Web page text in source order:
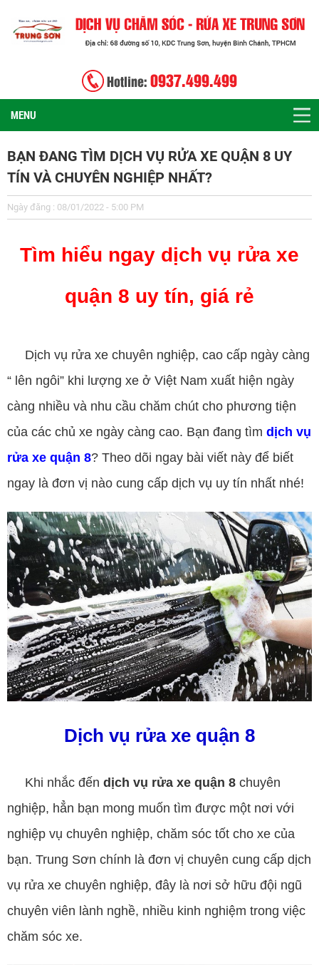
Hotline: 0937.499.499
MENU
BẠN ĐANG TÌM DỊCH VỤ RỬA XE QUẬN 8 UY
TÍN VÀ CHUYÊN NGHIỆP NHẤT?
Ngày đăng : 08/01/2022 - 5:00 PM
Tìm hiểu ngay dịch vụ rửa xe
quận 8 uy tín, giá rẻ
Dịch vụ rửa xe chuyên nghiệp, cao cấp ngày càng
“ lên ngôi” khi lượng xe ở Việt Nam xuất hiện ngày
càng nhiều và nhu cầu chăm chút cho phương tiện
của các chủ xe ngày càng cao. Bạn đang tìm dịch vụ
rửa xe quận 8? Theo dõi ngay bài viết này để biết
ngay là đơn vị nào cung cấp dịch vụ uy tín nhất nhé!
Dịch vụ rửa xe quận 8
Khi nhắc đến dịch vụ rửa xe quận 8 chuyên
nghiệp, hẳn bạn mong muốn tìm được một nơi với
nghiệp vụ chuyên nghiệp, chăm sóc tốt cho xe của
bạn. Trung Sơn chính là đơn vị chuyên cung cấp dịch
vụ rửa xe chuyên nghiệp, đây là nơi sở hữu đội ngũ
chuyên viên lành nghề, nhiều kinh nghiệm trong việc
chăm sóc xe.